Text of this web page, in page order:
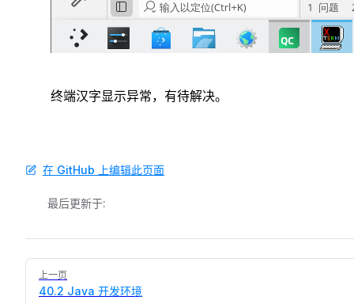
终端汉字显示异常，有待解决。
在 GitHub 上编辑此页面
最后更新于:
Pager
上一页
40.2 Java 开发环境